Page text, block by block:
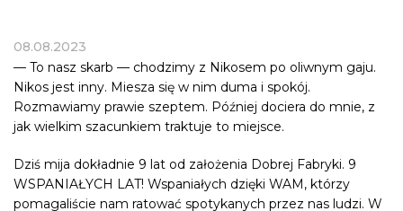
08.08.2023
— To nasz skarb — chodzimy z Nikosem po oliwnym gaju.
Nikos jest inny. Miesza się w nim duma i spokój.
Rozmawiamy prawie szeptem. Później dociera do mnie, z
jak wielkim szacunkiem traktuje to miejsce.
Dziś mija dokładnie 9 lat od założenia Dobrej Fabryki. 9
WSPANIAŁYCH LAT! Wspaniałych dzięki WAM, którzy
pomagaliście nam ratować spotykanych przez nas ludzi. W